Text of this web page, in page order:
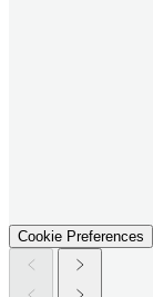
Cookie Preferences